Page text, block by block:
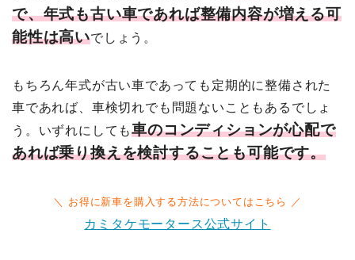
で、年式も古い車であれば整備内容が増える可
能性は高いでしょう。
もちろん年式が古い車であっても定期的に整備された
車であれば、車検切れでも問題ないこともあるでしょ
う。いずれにしても車のコンディションが心配で
あれば乗り換えを検討することも可能です。
＼ お得に新車を購入する方法についてはこちら ／
カミタケモータース公式サイト